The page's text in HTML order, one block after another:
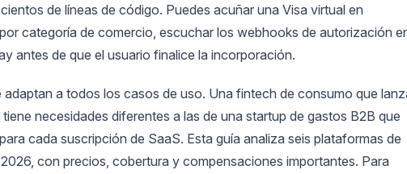
de líneas de código. Puedes acuñar una Visa virtual en
categoría de comercio, escuchar los webhooks de autorización
antes de que el usuario finalice la incorporación.
a todos los casos de uso. Una fintech de consumo que
necesidades diferentes a las de una startup de gastos B2B que
cada suscripción de SaaS. Esta guía analiza seis plataformas de
con precios, cobertura y compensaciones importantes. Para